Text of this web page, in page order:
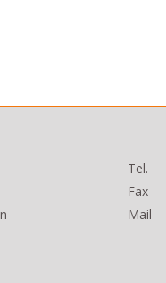
Tel.
Fax
Mail